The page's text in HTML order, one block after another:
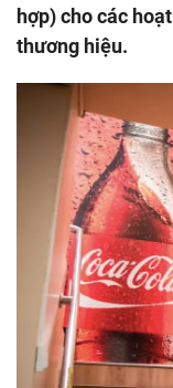
hợp) cho các
thương hiệu.